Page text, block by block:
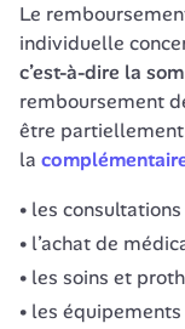
Le
individuelle
c’est-à-dire la
remboursement
être
la
les
l’achat de
les soins et
les